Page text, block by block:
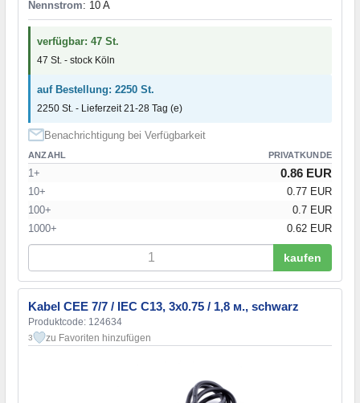
Nennstrom: 10 A
verfügbar: 47 St.
47 St. - stock Köln
auf Bestellung: 2250 St.
2250 St. - Lieferzeit 21-28 Tag (e)
Benachrichtigung bei Verfügbarkeit
ANZAHL PRIVATKUNDE
1+ 0.86 EUR
10+
0.77 EUR
100+
0.7 EUR
1000+
0.62 EUR
kaufen
Kabel CEE 7/7 / IEC C13, 3х0.75 / 1,8 м., schwarz
Produktcode: 124634
3 zu Favoriten hinzufügen